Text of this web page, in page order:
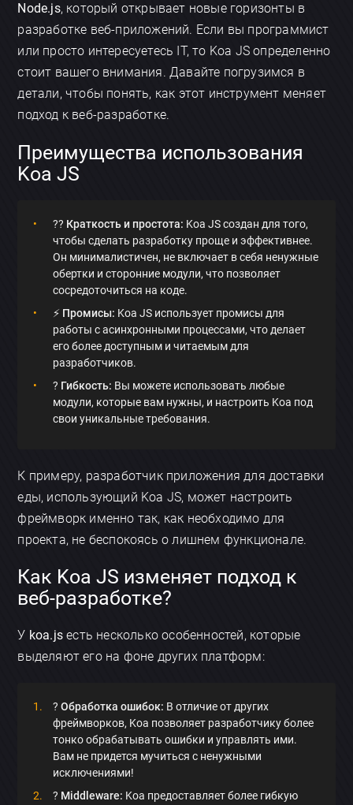
Node.js, который открывает новые горизонты в
разработке веб-приложений. Если вы программист
или просто интересуетесь IT, то Koa JS определенно
стоит вашего внимания. Давайте погрузимся в
детали, чтобы понять, как этот инструмент меняет
подход к веб-разработке.
Преимущества использования
Koa JS
?‍? Краткость и простота: Koa JS создан для того,
чтобы сделать разработку проще и эффективнее.
Он минималистичен, не включает в себя ненужные
обертки и сторонние модули, что позволяет
сосредоточиться на коде.
⚡️ Промисы: Koa JS использует промисы для
работы с асинхронными процессами, что делает
его более доступным и читаемым для
разработчиков.
? Гибкость: Вы можете использовать любые
модули, которые вам нужны, и настроить Koa под
свои уникальные требования.
К примеру, разработчик приложения для доставки
еды, использующий Koa JS, может настроить
фреймворк именно так, как необходимо для
проекта, не беспокоясь о лишнем функционале.
Как Koa JS изменяет подход к
веб-разработке?
У koa.js есть несколько особенностей, которые
выделяют его на фоне других платформ:
?Обработка ошибок: В отличие от других
фреймворков, Koa позволяет разработчику более
тонко обрабатывать ошибки и управлять ими.
Вам не придется мучиться с ненужными
исключениями!
? Middleware: Koa предоставляет более гибкую